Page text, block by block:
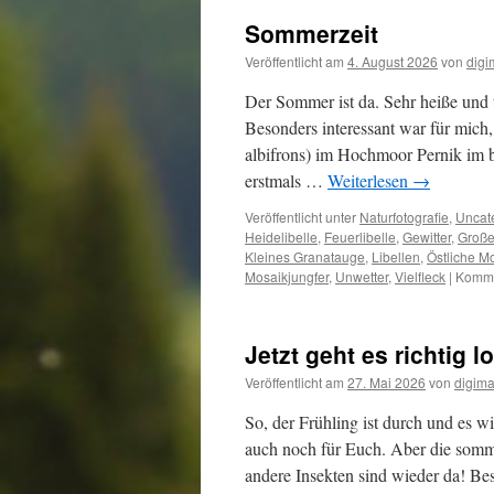
Sommerzeit
Veröffentlicht am 4. August 2026 von
Der Sommer ist da. Sehr heiße
Besonders interessant war für
albifrons) im Hochmoor Pernik im
erstmals … Weiterlesen →
Veröffentlicht unter Naturfotografie,
Heidelibelle, Feuerlibelle, Gewitter,
Kleines Granatauge, Libellen, Östliche
Mosaikjungfer, Unwetter, Vielfleck |
Jetzt geht es richtig
Veröffentlicht am 27. Mai 2026 von
So, der Frühling ist durch und es
auch noch für Euch. Aber die
andere Insekten sind wieder da!